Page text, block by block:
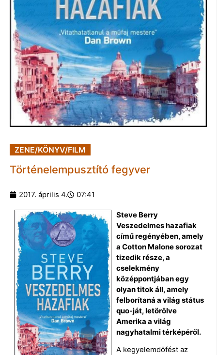
ZENE/KÖNYV/FILM
Történelempusztító fegyver
2017. április 4. 07:41
Steve Berry
Veszedelmes hazafiak
című regényében, amely
a Cotton Malone sorozat
tizedik része, a
cselekmény
középpontjában egy
olyan titok áll, amely
felborítaná a világ státus
quo-ját, letörölve
Amerika a világ
nagyhatalmi térképéről.
A kegyelemdöfést az